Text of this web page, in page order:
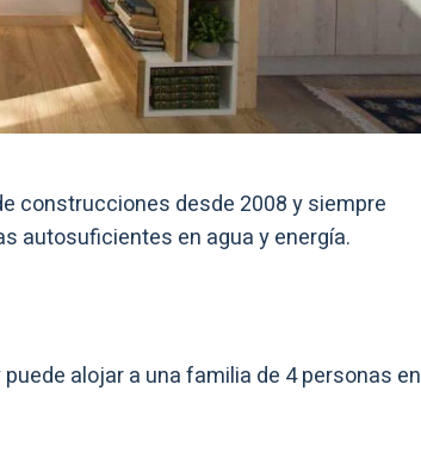
construcciones desde 2008 y siempre
autosuficientes en agua y energía.
puede alojar a una familia de 4 personas en